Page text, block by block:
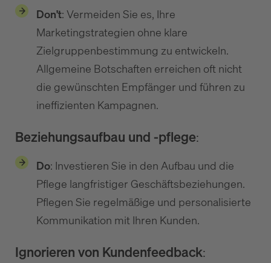
Don't: Vermeiden Sie es, Ihre
Marketingstrategien ohne klare
Zielgruppenbestimmung zu entwickeln.
Allgemeine Botschaften erreichen oft nicht
die gewünschten Empfänger und führen zu
ineffizienten Kampagnen.
Beziehungsaufbau und -pflege:
Do: Investieren Sie in den Aufbau und die
Pflege langfristiger Geschäftsbeziehungen.
Pflegen Sie regelmäßige und personalisierte
Kommunikation mit Ihren Kunden.
Ignorieren von Kundenfeedback: